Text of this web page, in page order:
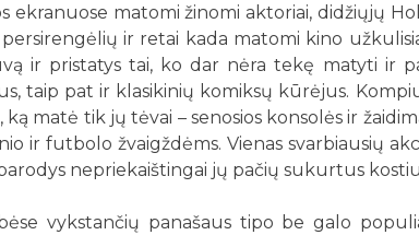
ekranuose matomi žinomi aktoriai, didžiųjų
persirengėlių ir retai kada matomi kino
ir pristatys tai, ko dar nėra tekę matyti ir
taip pat ir klasikinių komiksų kūrėjus.
ką matė tik jų tėvai – senosios konsolės ir
ir futbolo žvaigždėms. Vienas svarbiausių
nepriekaištingai jų pačių sukurtus
vykstančių panašaus tipo be galo